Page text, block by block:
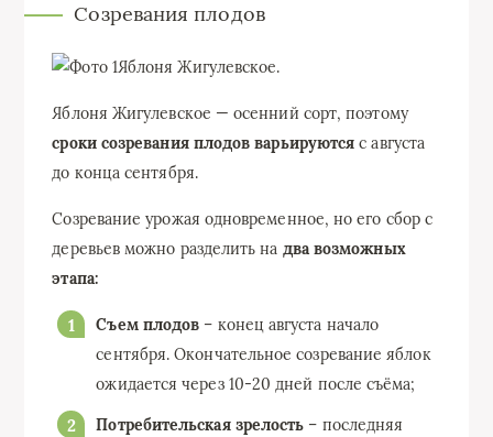
Созревания плодов
Яблоня Жигулевское.
Яблоня Жигулевское — осенний сорт, поэтому
сроки созревания плодов варьируются с августа
до конца сентября.
Созревание урожая одновременное, но его сбор с
деревьев можно разделить на два возможных
этапа:
Съем плодов – конец августа начало
сентября. Окончательное созревание яблок
ожидается через 10-20 дней после съёма;
Потребительская зрелость – последняя